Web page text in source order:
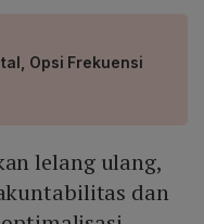
Opsi Frekuensi
lelang ulang,
dan